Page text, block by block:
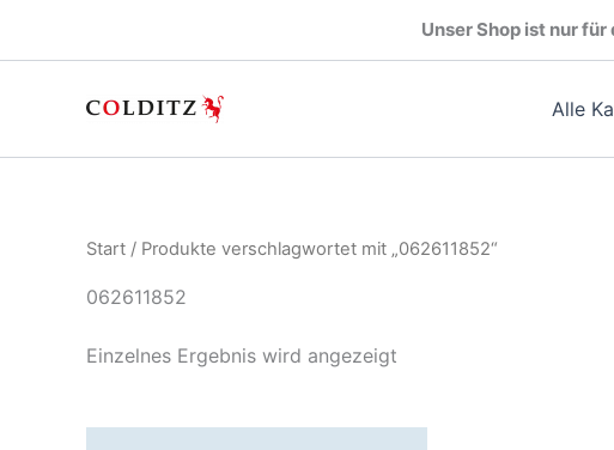
Unser Shop ist nur
Alle
Start / Produkte verschlagwortet mit „062611852“
062611852
Einzelnes Ergebnis wird angezeigt